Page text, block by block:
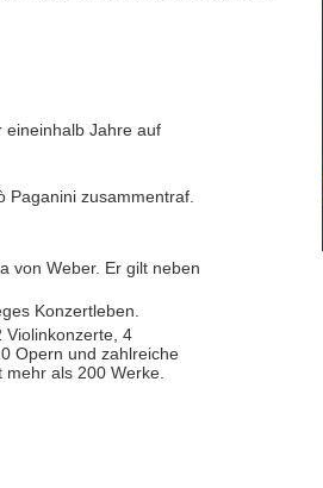
eineinhalb Jahre auf
Paganini zusammentraf.
von Weber. Er gilt neben
Konzertleben.
Violinkonzerte, 4
Opern und zahlreiche
als 200 Werke.